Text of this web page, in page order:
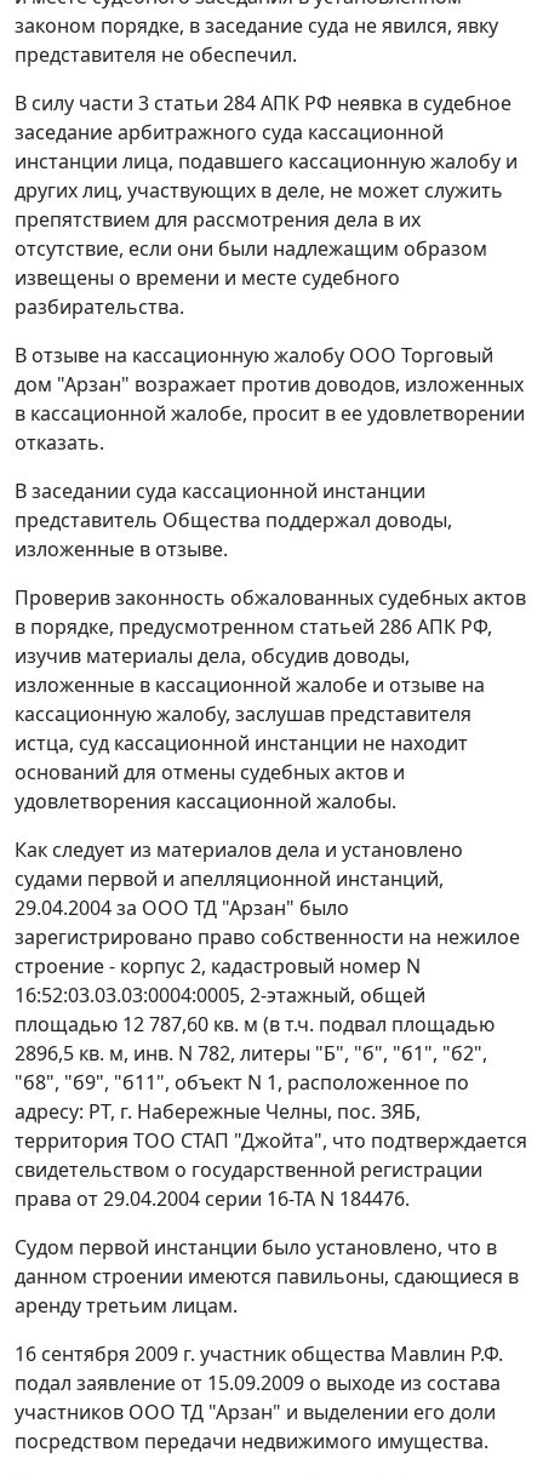
законом порядке, в заседание суда не явился, явку
представителя не обеспечил.
В силу части 3 статьи 284АПК РФ неявка в судебное
заседание арбитражного суда кассационной
инстанции лица, подавшего кассационную жалобу и
других лиц, участвующих в деле, не может служить
препятствием для рассмотрения дела в их
отсутствие, если они были надлежащим образом
извещены о времени и месте судебного
разбирательства.
В отзыве на кассационную жалобу ООО Торговый
дом "Арзан" возражает против доводов, изложенных
в кассационной жалобе, просит в ее удовлетворении
отказать.
В заседании суда кассационной инстанции
представитель Общества поддержал доводы,
изложенные в отзыве.
Проверив законность обжалованных судебных актов
в порядке, предусмотренном статьей 286АПК РФ,
изучив материалы дела, обсудив доводы,
изложенные в кассационной жалобе и отзыве на
кассационную жалобу, заслушав представителя
истца, суд кассационной инстанции не находит
оснований для отмены судебных актов и
удовлетворения кассационной жалобы.
Как следует из материалов дела и установлено
судами первой и апелляционной инстанций,
29.04.2004 за ООО ТД "Арзан" было
зарегистрировано право собственности на нежилое
строение - корпус 2, кадастровый номер N
16:52:03.03.03:0004:0005, 2-этажный, общей
площадью 12 787,60 кв. м (в т.ч. подвал площадью
2896,5 кв. м, инв. N 782, литеры "Б", "б", "б1", "б2",
"б8", "б9", "б11", объект N 1, расположенное по
адресу: РТ, г. Набережные Челны, пос. ЗЯБ,
территория ТОО СТАП "Джойта", что подтверждается
свидетельством о государственной регистрации
права от 29.04.2004 серии 16-ТА N 184476.
Судом первой инстанции было установлено, что в
данном строении имеются павильоны, сдающиеся в
аренду третьим лицам.
16 сентября 2009 г. участник общества Мавлин Р.Ф.
подал заявление от 15.09.2009 о выходе из состава
участников ООО ТД "Арзан" и выделении его доли
посредством передачи недвижимого имущества.